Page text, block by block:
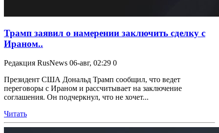
Трамп заявил о намерении заключить сделку с
Ираном..
Редакция RusNews 06-авг, 02:29 0
Президент США Дональд Трамп сообщил, что ведет
переговоры с Ираном и рассчитывает на заключение
соглашения. Он подчеркнул, что не хочет...
Читать